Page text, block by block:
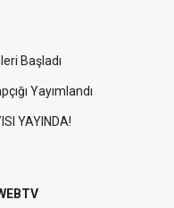
Başladı
Yayımlandı
YAYINDA!